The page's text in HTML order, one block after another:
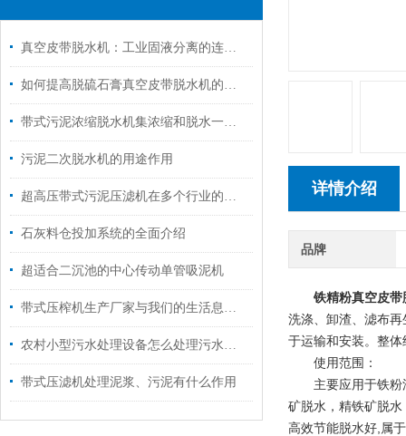
真空皮带脱水机：工业固液分离的连续化解决方案
如何提高脱硫石膏真空皮带脱水机的脱水效率？
带式污泥浓缩脱水机集浓缩和脱水一体，占地更小、效果更好！
污泥二次脱水机的用途作用
超高压带式污泥压滤机在多个行业的应用
石灰料仓投加系统的全面介绍
超适合二沉池的中心传动单管吸泥机
带式压榨机生产厂家与我们的生活息息相关
农村小型污水处理设备怎么处理污水的？
带式压滤机处理泥浆、污泥有什么作用
详情介绍
品牌
铁精粉真空皮带
洗涤、卸渣、滤布
于运输和安装。整
使用范围：
主要应用于铁粉渣
矿脱水，精铁矿脱
高效节能脱水好,属